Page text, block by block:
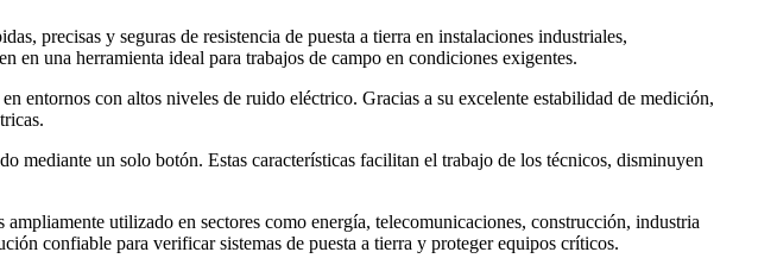
precisas y seguras de resistencia de puesta a tierra en instalaciones industriales,
una herramienta ideal para trabajos de campo en condiciones exigentes.
entornos con altos niveles de ruido eléctrico. Gracias a su excelente estabilidad de medición,
un solo botón. Estas características facilitan el trabajo de los técnicos, disminuyen
utilizado en sectores como energía, telecomunicaciones, construcción, industria
confiable para verificar sistemas de puesta a tierra y proteger equipos críticos.